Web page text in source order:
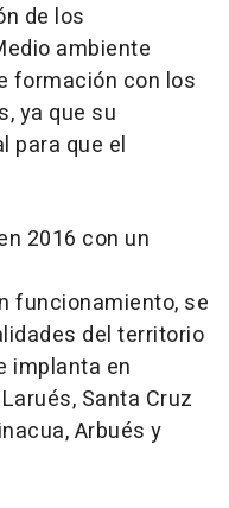
de los
ambiente
formación con los
ya que su
para que el
2016 con un
funcionamiento, se
del territorio
implanta en
Santa Cruz
Arbués y